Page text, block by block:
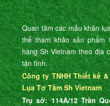
Quan tâm các mẫu khăn
thể tham khảo sản phẩm
hàng Sh Vietnam theo địa
tận tình.
Công ty TNHH Thiết kế
Lụa Tơ Tằm Sh Vietnam
Trụ sở: 114A/12 Trần